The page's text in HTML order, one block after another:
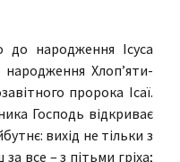
до народження Ісуса
Хлоп’яти-
пророка Ісаї.
Господь відкриває
вихід не тільки з
все – з пітьми гріха;